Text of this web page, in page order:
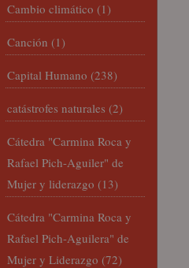
Cambio climático (1)
Canción (1)
Capital Humano (238)
catástrofes naturales (2)
Cátedra "Carmina Roca y
Rafael Pich-Aguiler" de
Mujer y liderazgo (13)
Cátedra "Carmina Roca y
Rafael Pich-Aguilera" de
Mujer y Liderazgo (72)